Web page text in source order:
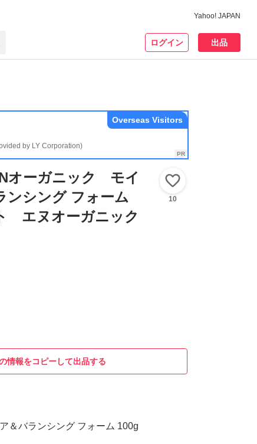
Yahoo! JAPAN
ログイン 出品
by LY Corporation)
Overseas Visitors
オーガニック モイ
ンシング フォーム
エヌオーガニック
10
情報をコピーして出品する
＆バランシング フォーム 100g